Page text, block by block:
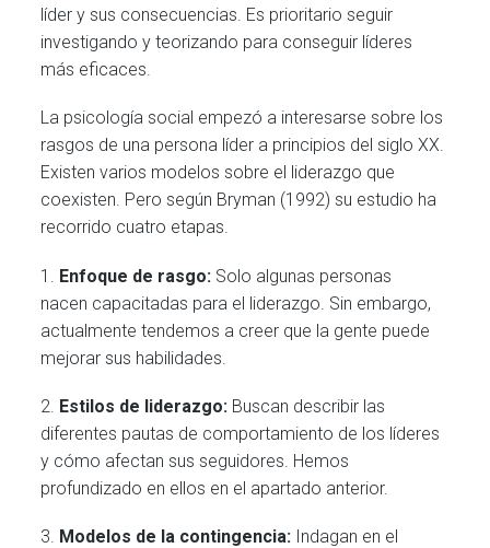
líder y sus consecuencias. Es prioritario seguir
investigando y teorizando para conseguir líderes
más eficaces.
La psicología social empezó a interesarse sobre los
rasgos de una persona líder a principios del siglo XX.
Existen varios modelos sobre el liderazgo que
coexisten. Pero según Bryman (1992) su estudio ha
recorrido cuatro etapas.
1. Enfoque de rasgo: Solo algunas personas
nacen capacitadas para el liderazgo. Sin embargo,
actualmente tendemos a creer que la gente puede
mejorar sus habilidades.
2. Estilos de liderazgo: Buscan describir las
diferentes pautas de comportamiento de los líderes
y cómo afectan sus seguidores. Hemos
profundizado en ellos en el apartado anterior.
3. Modelos de la contingencia: Indagan en el